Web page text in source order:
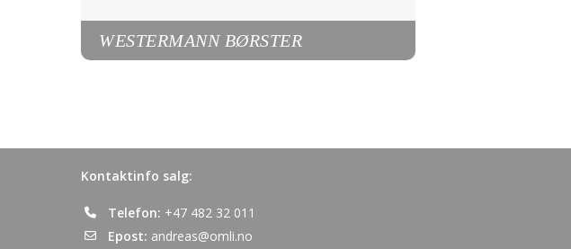
WESTERMANN BØRSTER
Kontaktinfo salg:
Telefon: +47 482 32 011
Epost: andreas@omli.no